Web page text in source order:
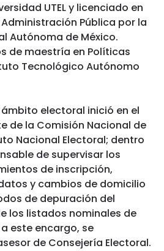
UTEL y licenciado en
Pública por la
Autónoma de México.
de maestría en Políticas
Tecnológico Autónomo
electoral inició en el
de la Comisión Nacional de
Nacional Electoral; dentro
de supervisar los
de inscripción,
y cambios de domicilio
de depuración del
los listados nominales de
este encargo, se
de Consejería Electoral.